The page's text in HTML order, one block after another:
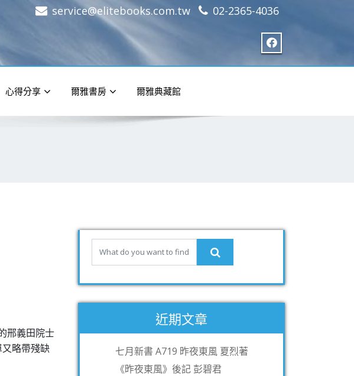
service@elitebooks.com.tw 02-2365-4036
心得分享 爾雅書房 爾雅典藏館
邢義田院士
略帶殘缺
近期文章
七月新書 A719 昨夜東風 夏烈著
《昨夜東風》後記 彭碧君